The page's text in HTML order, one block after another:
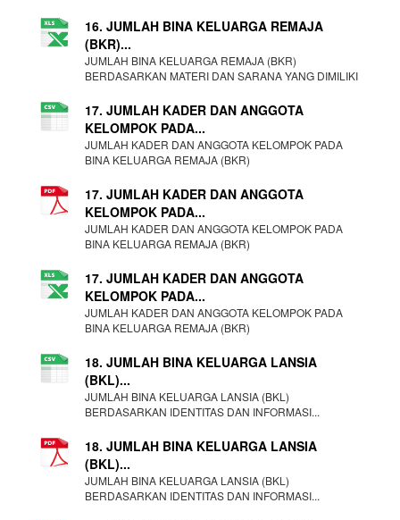
16. JUMLAH BINA KELUARGA REMAJA
(BKR)...
JUMLAH BINA KELUARGA REMAJA (BKR)
BERDASARKAN MATERI DAN SARANA YANG DIMILIKI
17. JUMLAH KADER DAN ANGGOTA
KELOMPOK PADA...
JUMLAH KADER DAN ANGGOTA KELOMPOK PADA
BINA KELUARGA REMAJA (BKR)
17. JUMLAH KADER DAN ANGGOTA
KELOMPOK PADA...
JUMLAH KADER DAN ANGGOTA KELOMPOK PADA
BINA KELUARGA REMAJA (BKR)
17. JUMLAH KADER DAN ANGGOTA
KELOMPOK PADA...
JUMLAH KADER DAN ANGGOTA KELOMPOK PADA
BINA KELUARGA REMAJA (BKR)
18. JUMLAH BINA KELUARGA LANSIA
(BKL)...
JUMLAH BINA KELUARGA LANSIA (BKL)
BERDASARKAN IDENTITAS DAN INFORMASI...
18. JUMLAH BINA KELUARGA LANSIA
(BKL)...
JUMLAH BINA KELUARGA LANSIA (BKL)
BERDASARKAN IDENTITAS DAN INFORMASI...